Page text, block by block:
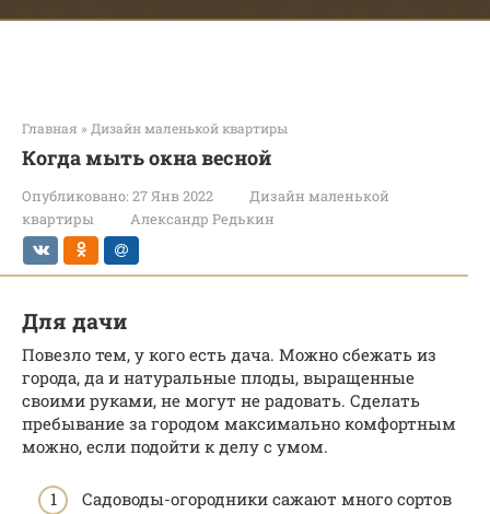
Главная » Дизайн маленькой квартиры
Когда мыть окна весной
Опубликовано: 27 Янв 2022
Дизайн маленькой
квартиры
Александр Редькин
Для дачи
Повезло тем, у кого есть дача. Можно сбежать из
города, да и натуральные плоды, выращенные
своими руками, не могут не радовать. Сделать
пребывание за городом максимально комфортным
можно, если подойти к делу с умом.
Садоводы-огородники сажают много сортов